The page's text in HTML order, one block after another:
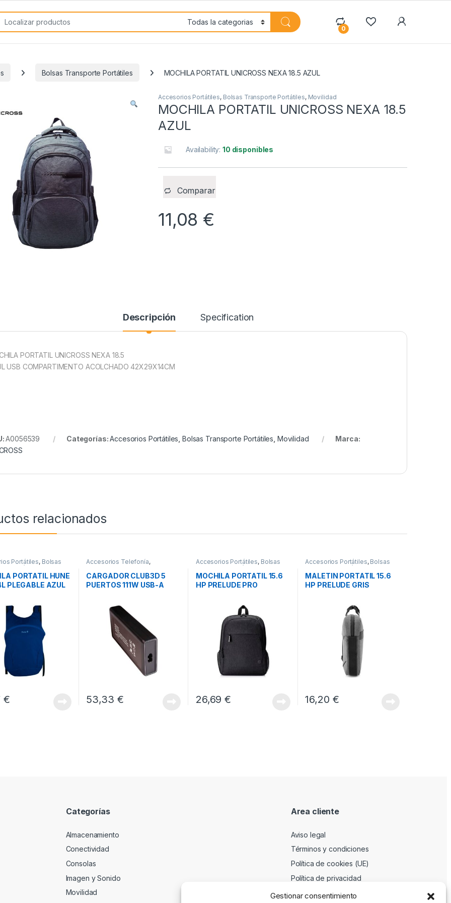
Gestionar consentimiento
for:
0
Bolsas Transporte Portátiles MOCHILA PORTATIL UNICROSS NEXA 18.5 AZUL
Accesorios Portátiles, Bolsas Transporte Portátiles, Movilidad
MOCHILA PORTATIL UNICROSS NEXA 18.5
AZUL
Availability:10 disponibles
Comparar
11,08 €
Descripción Specification
PORTATIL UNICROSS NEXA 18.5
USB COMPARTIMENTO ACOLCHADO 42X29X14CM
A0056539 Categorías:Accesorios Portátiles ,Bolsas Transporte Portátiles Movilidad
Marca:
relacionados
Portátiles, Bolsas
Portátiles
PORTATIL HUNE
PLEGABLE AZUL
€
Accesorios Telefonía,
Movilidad
CARGADOR CLUB3D 5
PUERTOS 111W USB-A
53,33 €
Accesorios Portátiles, Bolsas
Transporte Portátiles
MOCHILA PORTATIL 15.6
HP PRELUDE PRO
26,69€
Accesorios Portátiles, Bolsas
Transporte Portátiles
MALETIN PORTATIL 15.6
HP PRELUDE GRIS
16,20 €
Categorías
Almacenamiento
Conectividad
Consolas
Imagen y Sonido
Movilidad
Area cliente
Aviso legal
Términos y condiciones
Política de cookies (UE)
Política de privacidad